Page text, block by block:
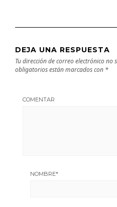
DEJA UNA RESPUESTA
Tu dirección de correo electrónico no
obligatorios están marcados con *
COMENTAR
NOMBRE*